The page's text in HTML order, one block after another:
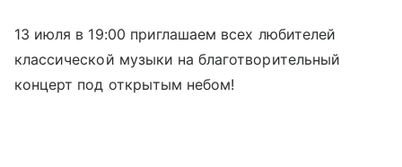
13 июля в 19:00 приглашаем всех любителей
классической музыки на благотворительный
концерт под открытым небом!